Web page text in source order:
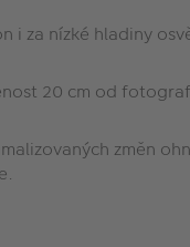
i za nízké hladiny
20 cm od
změn